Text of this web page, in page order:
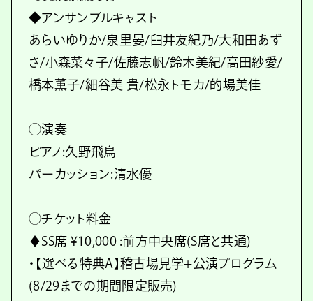
◆アンサンブルキャスト
あらいゆりか/泉里晏/臼井友紀乃/大和田あず
さ/小森菜々子/佐藤志帆/鈴木美紀/高田紗愛/
橋本薫子/細谷美 貴/松永トモカ/的場美佳
◯演奏
ピアノ:久野飛鳥
パーカッション:清水優
◯チケット料金
♦SS席 ¥10,000 :前方中央席(S席と共通)
・【選べる特典A】稽古場見学+公演プログラム
(8/29までの期間限定販売)